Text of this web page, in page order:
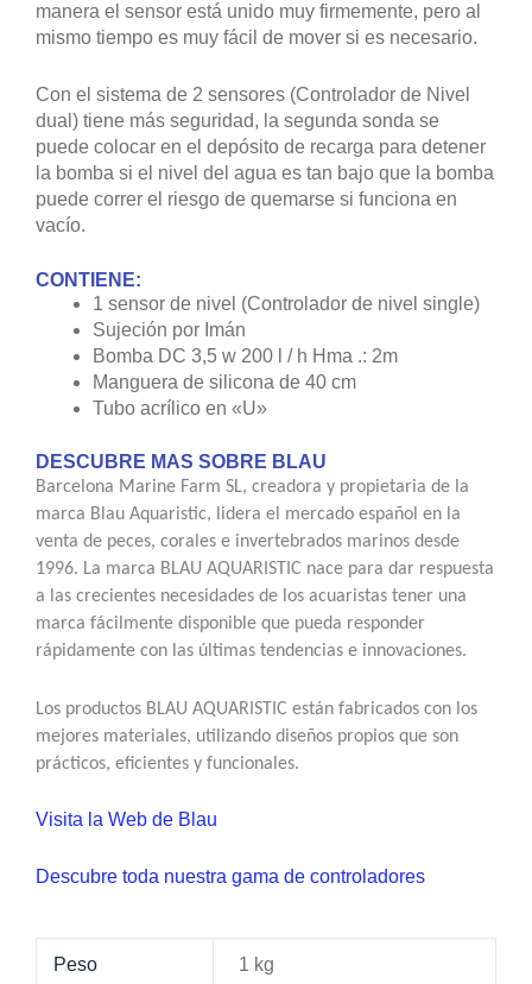
manera el sensor está unido muy firmemente, pero al
mismo tiempo es muy fácil de mover si es necesario.
Con el sistema de 2 sensores (Controlador de Nivel
dual) tiene más seguridad, la segunda sonda se
puede colocar en el depósito de recarga para detener
la bomba si el nivel del agua es tan bajo que la bomba
puede correr el riesgo de quemarse si funciona en
vacío.
CONTIENE:
1 sensor de nivel (Controlador de nivel single)
Sujeción por Imán
Bomba DC 3,5 w 200 l / h Hma .: 2m
Manguera de silicona de 40 cm
Tubo acrílico en «U»
DESCUBRE MAS SOBRE BLAU
Barcelona Marine Farm SL, creadora y propietaria de la
marca Blau Aquaristic, lidera el mercado español en la
venta de peces, corales e invertebrados marinos desde
1996. La marca BLAU AQUARISTIC nace para dar respuesta
a las crecientes necesidades de los acuaristas tener una
marca fácilmente disponible que pueda responder
rápidamente con las últimas tendencias e innovaciones.
Los productos BLAU AQUARISTIC están fabricados con los
mejores materiales, utilizando diseños propios que son
prácticos, eficientes y funcionales.
Visita la Web de Blau
Descubre toda nuestra gama de controladores
Peso 1 kg